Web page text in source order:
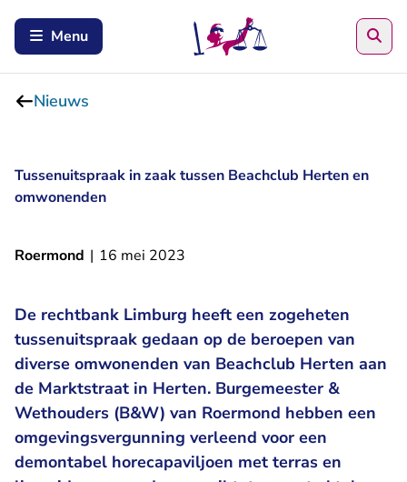
Menu
Nieuws
Tussenuitspraak in zaak tussen Beachclub Herten en
omwonenden
Roermond | 16 mei 2023
De rechtbank Limburg heeft een zogeheten
tussenuitspraak gedaan op de beroepen van
diverse omwonenden van Beachclub Herten aan
de Marktstraat in Herten. Burgemeester &
Wethouders (B&W) van Roermond hebben een
omgevingsvergunning verleend voor een
demontabel horecapaviljoen met terras en